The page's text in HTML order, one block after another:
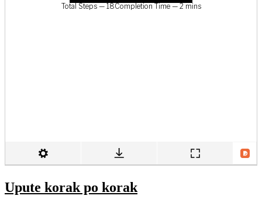
Upute korak po korak